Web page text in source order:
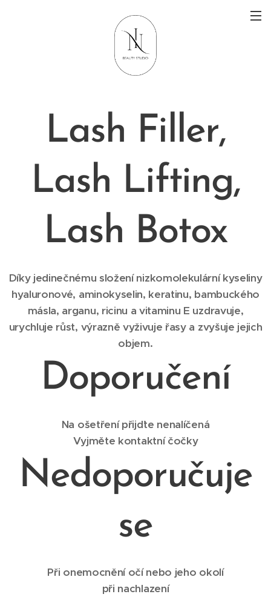
Lash Filler,
Lash Lifting,
Lash Botox
Díky jedinečnému složení nizkomolekulární kyseliny
hyaluronové, aminokyselin, keratinu, bambuckého
másla, arganu, ricinu a vitaminu E uzdravuje,
urychluje růst, výrazně vyživuje řasy a zvyšuje jejich
objem.
Doporučení
Na ošetření přijďte nenalíčená
Vyjměte kontaktní čočky
Nedoporučuje
se
Při onemocnění očí nebo jeho okolí
při nachlazení